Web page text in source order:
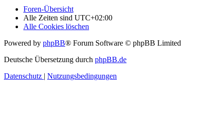
Foren-Übersicht
Alle Zeiten sind UTC+02:00
Alle Cookies löschen
Powered by phpBB® Forum Software © phpBB Limited
Deutsche Übersetzung durch phpBB.de
Datenschutz | Nutzungsbedingungen